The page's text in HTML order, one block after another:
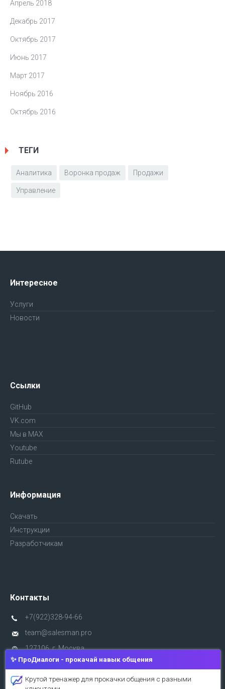
✨ ПроДиалоги - прокачай навык общения
Крутой тренажер для прокачки общения с разными
Апрель 2018
Декабрь 2017
Октябрь 2017
Июнь 2017
Март 2017
Ноябрь 2016
Октябрь 2016
ТЕГИ
Аналитика Воронка продаж Продажи
Управление
Интересное
Услуги
Новости
Ссылки
GitHub
VK.com
Мы в MAX
Youtube
Rutube
Информация
Скачать
Инструкции
Разработчикам
Контакты
+7(922)328-94-66
team@salesman.pro
127106, г. Москва,
ул. Гостиничная д.3